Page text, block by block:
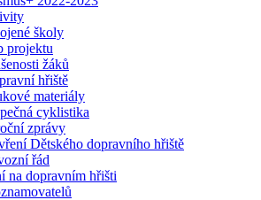
školy
projektu
žáků
hřiště
materiály
cyklistika
zprávy
Dětského dopravního hřiště
řád
na dopravním hřišti